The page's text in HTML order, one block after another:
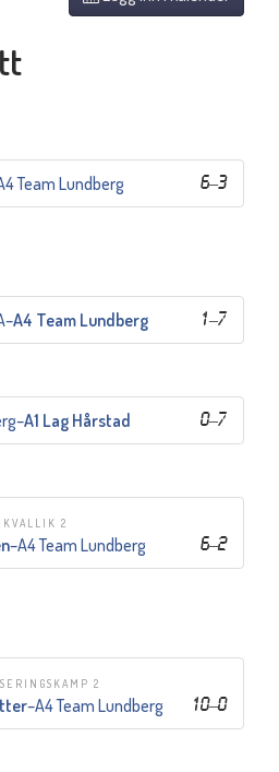
6–3
Team Lundberg
1–7
–A4 Team Lundberg
0–7
–A1 Lag Hårstad
KVALLIK 2
6–2
–A4 Team Lundberg
2
10–0
–A4 Team Lundberg